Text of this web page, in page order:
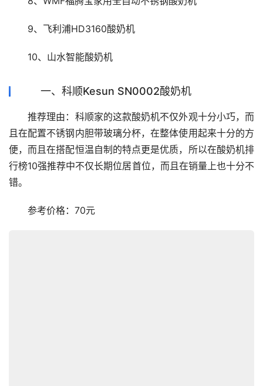
9、飞利浦HD3160酸奶机
10、山水智能酸奶机
一、科顺Kesun SN0002酸奶机
推荐理由：科顺家的这款酸奶机不仅外观十分小巧，而
且在配置不锈钢内胆带玻璃分杯，在整体使用起来十分的方
便，而且在搭配恒温自制的特点更是优质，所以在酸奶机排
行榜10强推荐中不仅长期位居首位，而且在销量上也十分不
错。
参考价格：70元